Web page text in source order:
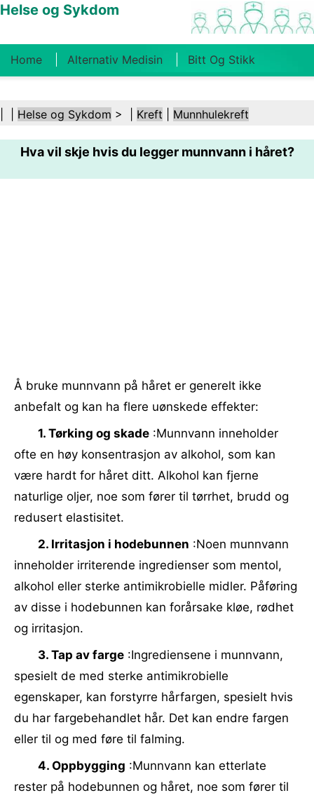
Helse og Sykdom
Home Alternativ Medisin Bitt Og Stikk
Kosthold Og Ernæring Familiehelse
Helsebransjen Psykisk Helse Folkehelse Og
Sikkerhet Kirurgi Og Prosedyrer Helse
Helse og Sykdom > | Kreft Munnhulekreft
Hva vil skje hvis du legger munnvann i håret?
Å bruke munnvann på håret er generelt ikke
anbefalt og kan ha flere uønskede effekter:
1. Tørking og skade :Munnvann inneholder
ofte en høy konsentrasjon av alkohol, som kan
være hardt for håret ditt. Alkohol kan fjerne
naturlige oljer, noe som fører til tørrhet, brudd og
redusert elastisitet.
2. Irritasjon i hodebunnen :Noen munnvann
inneholder irriterende ingredienser som mentol,
alkohol eller sterke antimikrobielle midler. Påføring
av disse i hodebunnen kan forårsake kløe, rødhet
og irritasjon.
3. Tap av farge :Ingrediensene i munnvann,
spesielt de med sterke antimikrobielle
egenskaper, kan forstyrre hårfargen, spesielt hvis
du har fargebehandlet hår. Det kan endre fargen
eller til og med føre til falming.
4. Oppbygging :Munnvann kan etterlate
rester på hodebunnen og håret, noe som fører til